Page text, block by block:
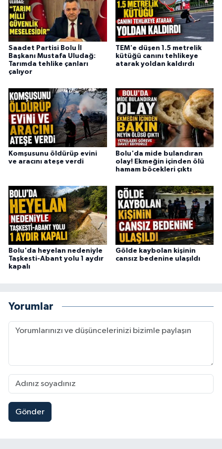
Saadet Partisi Bolu İl
Başkanı Mustafa Uludağ:
Tarımda tehlike çanları
çalıyor
TEM'e düşen 1.5 metrelik
kütüğü canını tehlikeye
atarak yoldan kaldırdı
Komşusunu öldürüp evini
ve aracını ateşe verdi
Bolu'da mide bulandıran
olay! Ekmeğin içinden ölü
hamam böcekleri çıktı
Bolu'da heyelan nedeniyle
Taşkesti-Abant yolu 1 aydır
kapalı
Gölde kaybolan kişinin
cansız bedenine ulaşıldı
Yorumlar
Gönder